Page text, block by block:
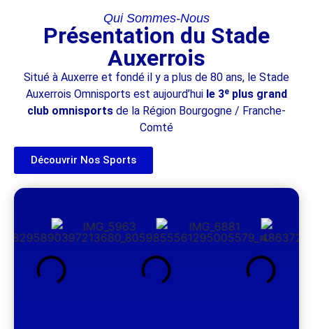
Qui Sommes-Nous
Présentation du Stade
Auxerrois
Situé à Auxerre et fondé il y a plus de 80 ans, le Stade
Auxerrois Omnisports est aujourd’hui le 3ᵉ plus grand
club omnisports de la Région Bourgogne / Franche-
Comté
Découvrir Nos Sports